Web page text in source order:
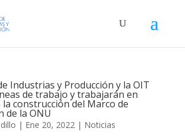
Industrias y Producción y la OIT
de trabajo y trabajarán en
construcción del Marco de
de la ONU
| Ene 20, 2022| Noticias